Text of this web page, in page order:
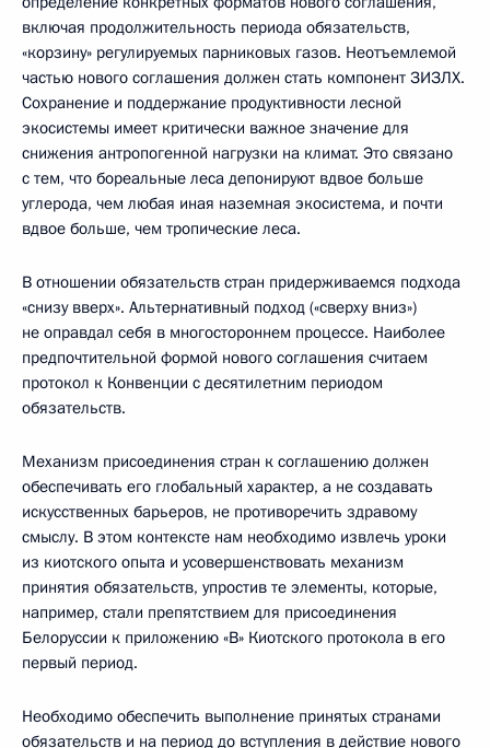
включая продолжительность периода обязательств,
«корзину» регулируемых парниковых газов. Неотъемлемой
частью нового соглашения должен стать компонент ЗИЗЛХ.
Сохранение и поддержание продуктивности лесной
экосистемы имеет критически важное значение для
снижения антропогенной нагрузки на климат. Это связано
с тем, что бореальные леса депонируют вдвое больше
углерода, чем любая иная наземная экосистема, и почти
вдвое больше, чем тропические леса.
В отношении обязательств стран придерживаемся подхода
«снизу вверх». Альтернативный подход («сверху вниз»)
не оправдал себя в многостороннем процессе. Наиболее
предпочтительной формой нового соглашения считаем
протокол к Конвенции с десятилетним периодом
обязательств.
Механизм присоединения стран к соглашению должен
обеспечивать его глобальный характер, а не создавать
искусственных барьеров, не противоречить здравому
смыслу. В этом контексте нам необходимо извлечь уроки
из киотского опыта и усовершенствовать механизм
принятия обязательств, упростив те элементы, которые,
например, стали препятствием для присоединения
Белоруссии к приложению «В» Киотского протокола в его
первый период.
Необходимо обеспечить выполнение принятых странами
обязательств и на период до вступления в действие нового